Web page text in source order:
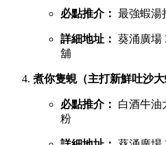
必點推介： 最強蝦湯
詳細地址： 葵涌廣場
舖
煮你隻蜆（主打新鮮吐沙大
必點推介：
白酒牛油
粉